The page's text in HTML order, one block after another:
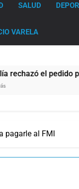
SALUD
VARELA
suspender el
pagarle al FMI